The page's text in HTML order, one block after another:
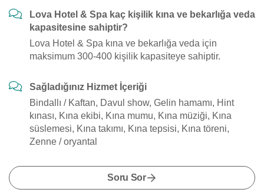
Lova Hotel & Spa kaç kişilik kına ve bekarlığa veda
kapasitesine sahiptir?
Lova Hotel & Spa kına ve bekarlığa veda için
maksimum 300-400 kişilik kapasiteye sahiptir.
Sağladığınız Hizmet İçeriği
Bindallı / Kaftan, Davul show, Gelin hamamı, Hint
kınası, Kına ekibi, Kına mumu, Kına müziği, Kına
süslemesi, Kına takımı, Kına tepsisi, Kına töreni,
Zenne / oryantal
Soru Sor